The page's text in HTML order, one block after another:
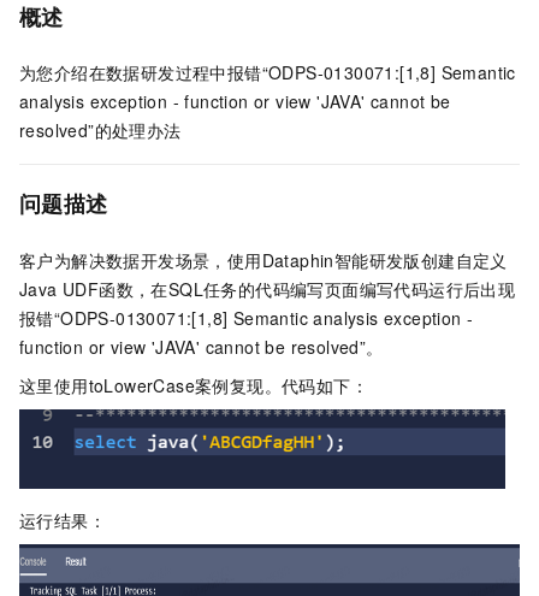
概述
为您介绍在数据研发过程中报错“ODPS-0130071:[1,8] Semantic
analysis exception - function or view 'JAVA' cannot be
resolved”的处理办法
问题描述
客户为解决数据开发场景，使用Dataphin智能研发版创建自定义
Java UDF函数，在SQL任务的代码编写页面编写代码运行后出现
报错“ODPS-0130071:[1,8] Semantic analysis exception -
function or view 'JAVA' cannot be resolved”。
这里使用toLowerCase案例复现。代码如下：
运行结果：